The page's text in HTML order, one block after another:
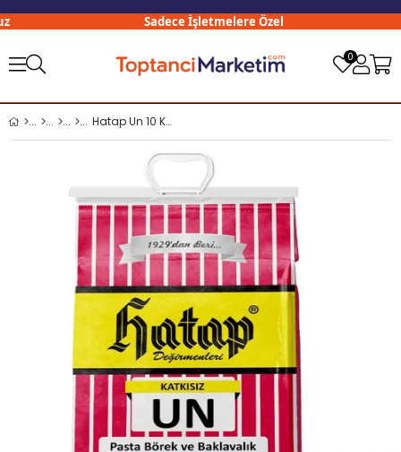
Sadece İşletmelere Özel
0
Hatap Un 10 Kg Pasta, Börek ve Baklavalık Kağıt Torba